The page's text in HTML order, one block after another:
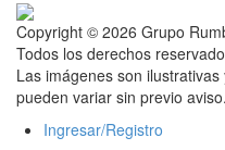
Copyright © 2026 Grupo
Todos los derechos
Las imágenes son
pueden variar sin previo aviso.
Ingresar/Registro